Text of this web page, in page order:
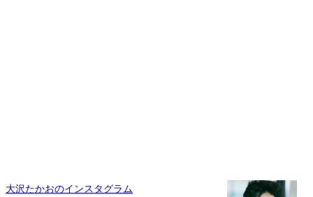
大沢たかおのインスタグラム